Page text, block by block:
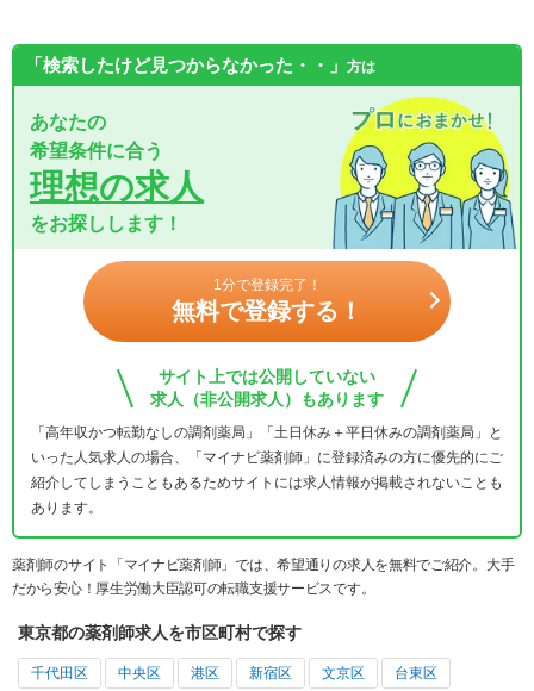
「検索したけど見つからなかった・・」 方は
あなたの
希望条件に合う
理想の求人
をお探しします！
1分で登録完了！
無料で登録する！
サイト上では公開していない
求人（非公開求人）もあります
「高年収かつ転勤なしの調剤薬局」「土日休み＋平日休みの調剤薬局」と
いった人気求人の場合、「マイナビ薬剤師」に登録済みの方に優先的にご
紹介してしまうこともあるためサイトには求人情報が掲載されないことも
あります。
薬剤師のサイト「マイナビ薬剤師」では、希望通りの求人を無料でご紹介。大手
だから安心！厚生労働大臣認可の転職支援サービスです。
東京都の薬剤師求人を市区町村で探す
千代田区 中央区 港区 新宿区 文京区 台東区